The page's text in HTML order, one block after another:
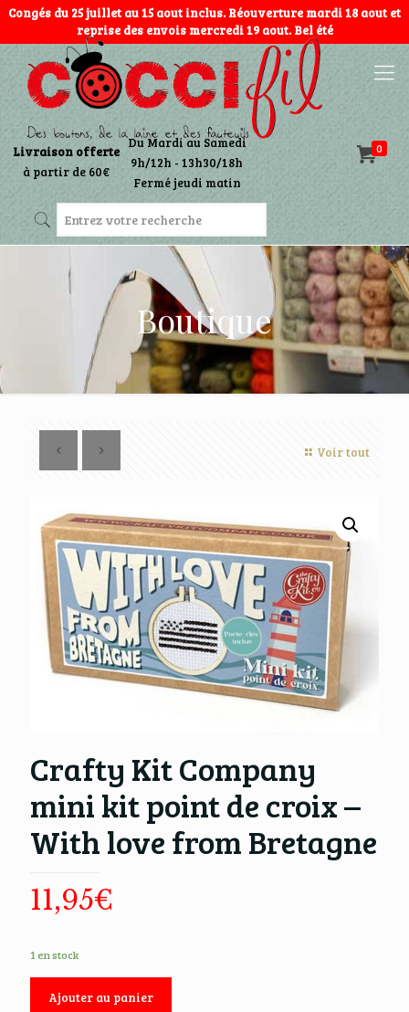
Congés du 25 juillet au 15 aout inclus. Réouverture mardi 18 aout et
reprise des envois mercredi 19 aout. Bel été
0
Livraison offerte
à partir de 60€
Du Mardi au Samedi
9h/12h - 13h30/18h
Fermé jeudi matin
Boutique
Voir tout
Crafty Kit Company
mini kit point de croix –
With love from Bretagne
11,95€
1 en stock
Ajouter au panier